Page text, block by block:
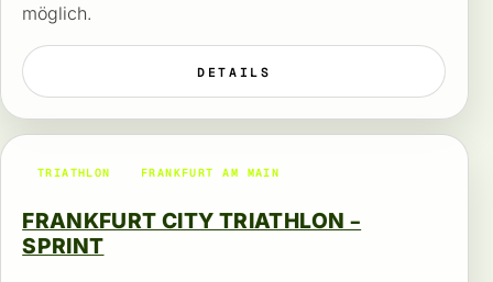
möglich.
DETAILS
TRIATHLON FRANKFURT AM MAIN
FRANKFURT CITY TRIATHLON –
SPRINT